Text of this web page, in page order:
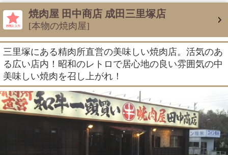
焼肉屋 田中商店 成田三里塚店
[本物の焼肉屋]
三里塚にある精肉所直営の美味しい焼肉店。活気のあ
る広い店内！昭和のレトロで居心地の良い雰囲気の中
美味しい焼肉を召し上がれ！